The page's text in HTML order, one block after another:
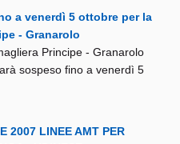
a venerdì 5 ottobre per la
- Granarolo
Principe - Granarolo
sospeso fino a venerdì 5
2007 LINEE AMT PER